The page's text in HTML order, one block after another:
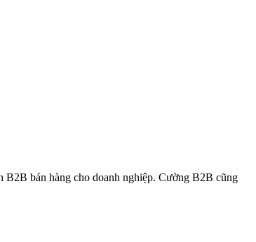
bán hàng cho doanh nghiệp. Cường B2B cũng